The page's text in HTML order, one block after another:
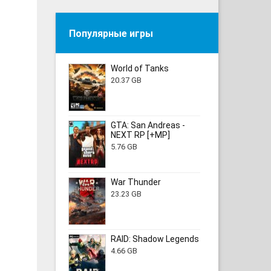
Популярные игры
World of Tanks
20.37 GB
GTA: San Andreas -
NEXT RP [+MP]
5.76 GB
War Thunder
23.23 GB
RAID: Shadow Legends
4.66 GB